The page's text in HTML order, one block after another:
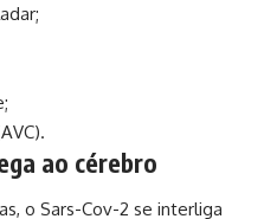
ao cérebro
o Sars-Cov-2 se interliga